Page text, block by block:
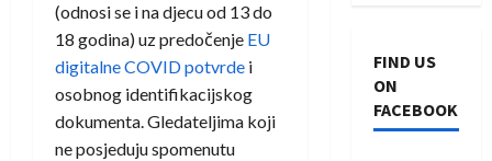
(odnosi se i na djecu od 13 do
18 godina) uz predočenje EU
digitalne COVID potvrde i
osobnog identifikacijskog
dokumenta. Gledateljima koji
ne posjeduju spomenutu
FIND US
ON
FACEBOOK